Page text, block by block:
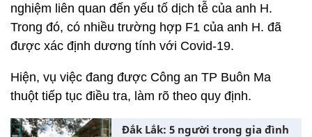
nghiệm liên quan đến yếu tố dịch tễ của anh H.
Trong đó, có nhiều trường hợp F1 của anh H. đã
được xác định dương tính với Covid-19.
Hiện, vụ việc đang được Công an TP Buôn Ma
thuột tiếp tục điều tra, làm rõ theo quy định.
Đắk Lắk: 5 người trong gia đình